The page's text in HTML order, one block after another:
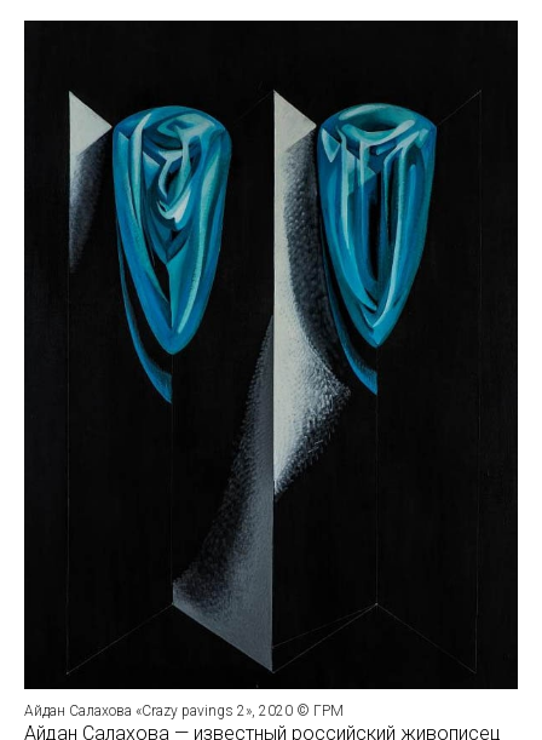
Айдан Салахова «Crazy pavings 2», 2020 © ГРМ
Айдан Салахова — известный российский живописец